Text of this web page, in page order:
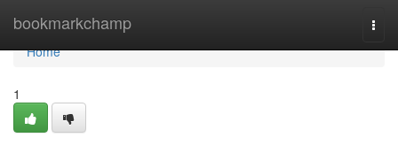
bookmarkchamp
Home
Home
1